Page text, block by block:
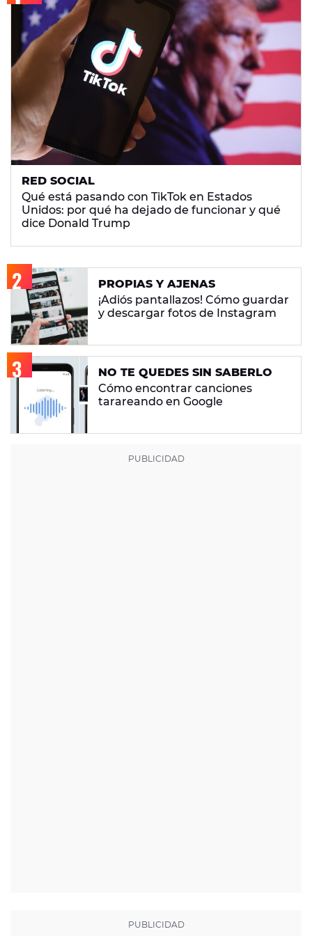
RED SOCIAL
Qué está pasando con TikTok en Estados
Unidos: por qué ha dejado de funcionar y qué
dice Donald Trump
PROPIAS Y AJENAS
¡Adiós pantallazos! Cómo guardar
y descargar fotos de Instagram
NO TE QUEDES SIN SABERLO
Cómo encontrar canciones
tarareando en Google